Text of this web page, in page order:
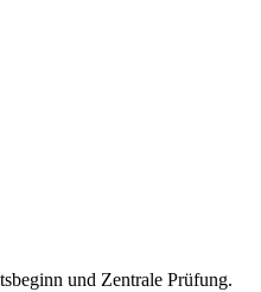
und Zentrale Prüfung.